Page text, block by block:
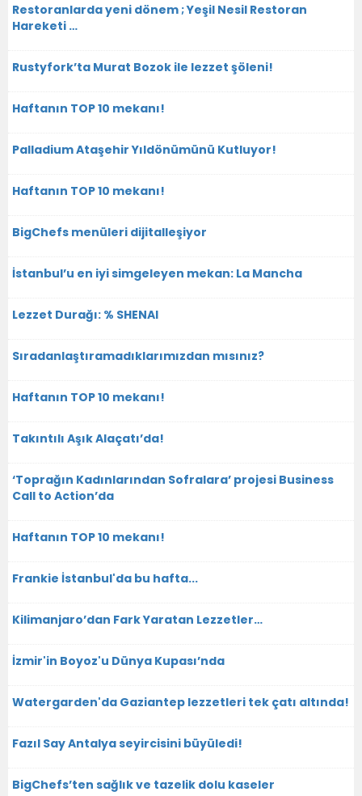
Restoranlarda yeni dönem ; Yeşil Nesil Restoran
Hareketi …
Rustyfork’ta Murat Bozok ile lezzet şöleni!
Haftanın TOP 10 mekanı!
Palladium Ataşehir Yıldönümünü Kutluyor!
Haftanın TOP 10 mekanı!
BigChefs menüleri dijitalleşiyor
İstanbul’u en iyi simgeleyen mekan: La Mancha
Lezzet Durağı: % SHENAI
Sıradanlaştıramadıklarımızdan mısınız?
Haftanın TOP 10 mekanı!
Takıntılı Aşık Alaçatı’da!
‘Toprağın Kadınlarından Sofralara’ projesi Business
Call to Action’da
Haftanın TOP 10 mekanı!
Frankie İstanbul'da bu hafta...
Kilimanjaro’dan Fark Yaratan Lezzetler…
İzmir'in Boyoz'u Dünya Kupası’nda
Watergarden'da Gaziantep lezzetleri tek çatı altında!
Fazıl Say Antalya seyircisini büyüledi!
BigChefs’ten sağlık ve tazelik dolu kaseler